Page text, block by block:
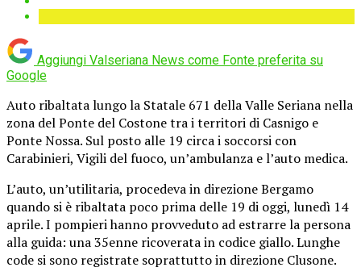
Aggiungi Valseriana News come Fonte preferita su
Google
Auto ribaltata lungo la Statale 671 della Valle Seriana nella
zona del Ponte del Costone tra i territori di Casnigo e
Ponte Nossa. Sul posto alle 19 circa i soccorsi con
Carabinieri, Vigili del fuoco, un’ambulanza e l’auto medica.
L’auto, un’utilitaria, procedeva in direzione Bergamo
quando si è ribaltata poco prima delle 19 di oggi, lunedì 14
aprile. I pompieri hanno provveduto ad estrarre la persona
alla guida: una 35enne ricoverata in codice giallo. Lunghe
code si sono registrate soprattutto in direzione Clusone.